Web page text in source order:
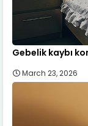
Gebelik kaybı
March 23, 2026